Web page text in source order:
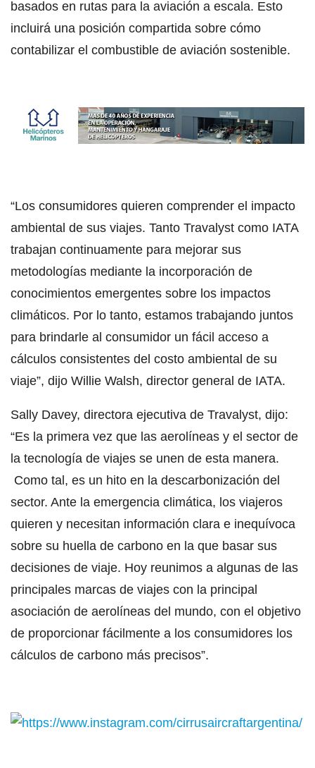
basados en rutas para la aviación a escala. Esto
incluirá una posición compartida sobre cómo
contabilizar el combustible de aviación sostenible.
“Los consumidores quieren comprender el impacto
ambiental de sus viajes. Tanto Travalyst como IATA
trabajan continuamente para mejorar sus
metodologías mediante la incorporación de
conocimientos emergentes sobre los impactos
climáticos. Por lo tanto, estamos trabajando juntos
para brindarle al consumidor un fácil acceso a
cálculos consistentes del costo ambiental de su
viaje”, dijo Willie Walsh, director general de IATA.
Sally Davey, directora ejecutiva de Travalyst, dijo:
“Es la primera vez que las aerolíneas y el sector de
la tecnología de viajes se unen de esta manera.
Como tal, es un hito en la descarbonización del
sector. Ante la emergencia climática, los viajeros
quieren y necesitan información clara e inequívoca
sobre su huella de carbono en la que basar sus
decisiones de viaje. Hoy reunimos a algunas de las
principales marcas de viajes con la principal
asociación de aerolíneas del mundo, con el objetivo
de proporcionar fácilmente a los consumidores los
cálculos de carbono más precisos”.